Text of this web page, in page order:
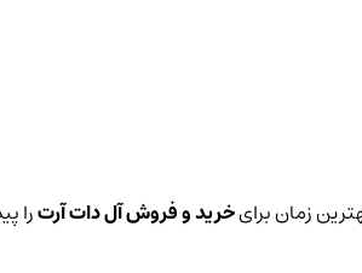
زمان برایخرید و فروش آل دات آرترا